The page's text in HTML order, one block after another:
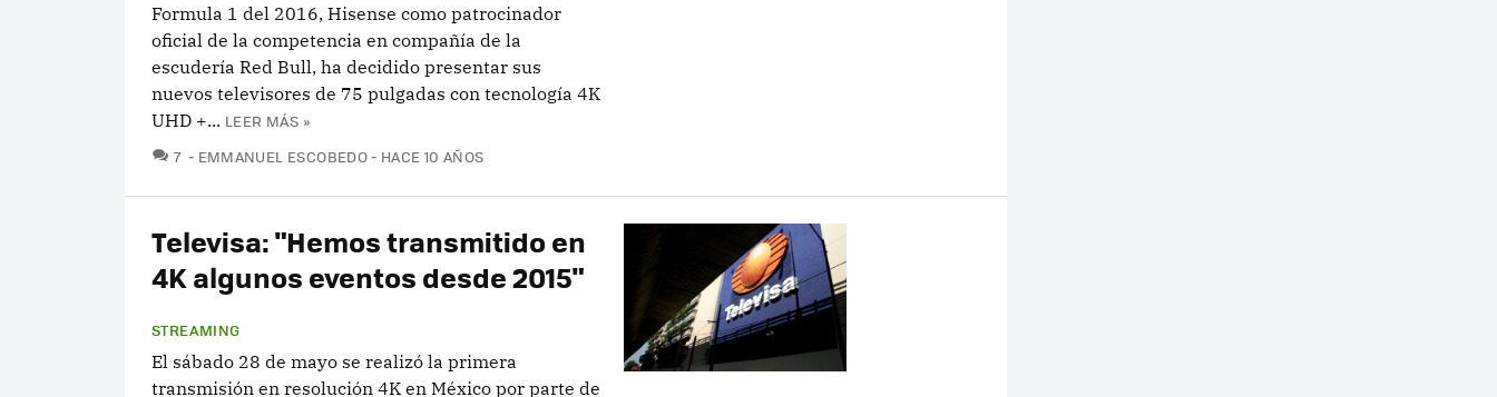
Formula 1 del 2016, Hisense como patrocinador
oficial de la competencia en compañía de la
escudería Red Bull, ha decidido presentar sus
nuevos televisores de 75 pulgadas con tecnología 4K
UHD +... LEER MÁS »
7 COMENTARIOS
EMMANUEL ESCOBEDO HACE 10 AÑOS
Televisa: "Hemos transmitido en
4K algunos eventos desde 2015"
STREAMING
El sábado 28 de mayo se realizó la primera
transmisión en resolución 4K en México por parte de